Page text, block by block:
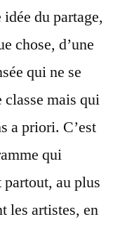
du partage,
chose, d’une
qui ne se
classe mais qui
a priori. C’est
qui
partout, au plus
les artistes, en